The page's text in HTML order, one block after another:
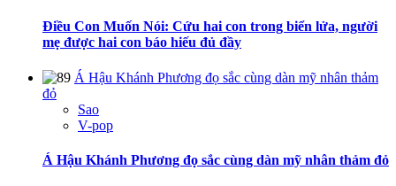
Điều Con Muốn Nói: Cứu hai con trong biển lửa, người
mẹ được hai con báo hiếu đủ đầy
Á Hậu Khánh Phương đọ sắc cùng dàn mỹ nhân thảm
đỏ
Sao
V-pop
Á Hậu Khánh Phương đọ sắc cùng dàn mỹ nhân thảm đỏ